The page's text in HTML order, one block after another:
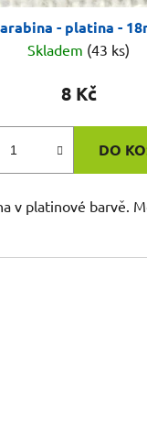
- platina -
Skladem (43 ks)
8 Kč
DO
v platinové barvě.